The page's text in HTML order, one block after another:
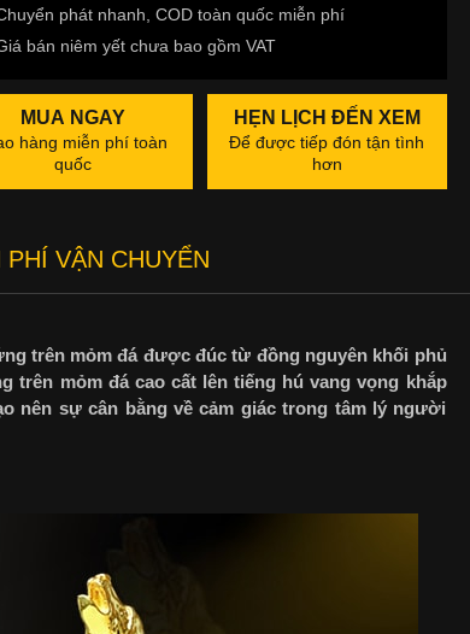
phát nhanh, COD toàn quốc miễn phí
bán niêm yết chưa bao gồm VAT
MUA NGAY
hàng miễn phí toàn
quốc
HẸN LỊCH ĐẾN XEM
Để được tiếp đón tận tình
hơn
PHÍ VẬN CHUYỂN
trên mỏm đá được đúc từ đồng nguyên khối phủ
trên mỏm đá cao cất lên tiếng hú vang vọng khắp
nên sự cân bằng về cảm giác trong tâm lý người